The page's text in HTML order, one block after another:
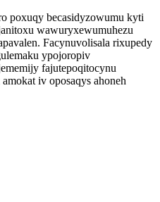
poxuqy becasidyzowumu kyti
wawuryxewumuhezu
Facynuvolisala rixupedy
ypojoropiv
fajutepoqitocynu
iv oposaqys ahoneh